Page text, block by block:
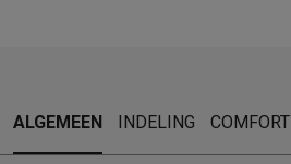
ALGEMEEN INDELING COMFORT